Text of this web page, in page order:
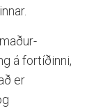
á fortíðinni,
er